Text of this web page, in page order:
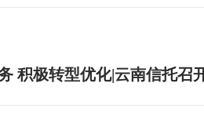
积极转型优化|云南信托召